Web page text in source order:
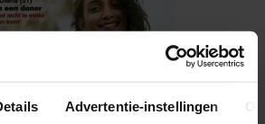
Advertentie-instellingen